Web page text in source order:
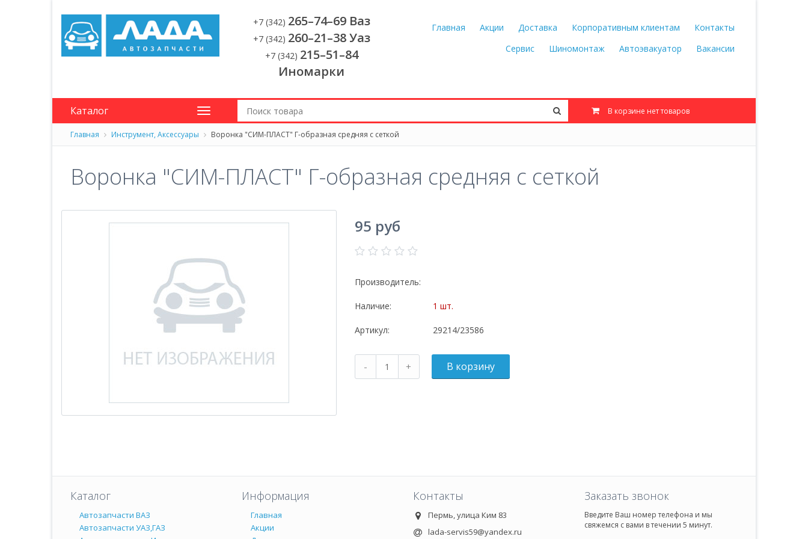
Главная Акции Доставка Корпоративным клиентам
Контакты
Сервис
Шиномонтаж Автоэвакуатор Вакансии
+7 (342) 265–74–69 Ваз
+7 (342) 260–21–38 Уаз
+7 (342) 215–51–84
Иномарки
Каталог В корзине нет товаров
Главная Инструмент, Аксессуары Воронка "СИМ-ПЛАСТ" Г-образная средняя с сеткой
Воронка "СИМ-ПЛАСТ" Г-образная средняя с сеткой
95 руб
Производитель:
Наличие: 1 шт.
Артикул: 29214/23586
Каталог
Автозапчасти ВАЗ
Автозапчасти УАЗ,ГАЗ
Информация
Главная
Акции
Контакты
Пермь, улица Ким 83
lada-servis59@yandex.ru
Заказать звонок
Введите Ваш номер телефона и мы
свяжемся с вами в течении 5 минут.